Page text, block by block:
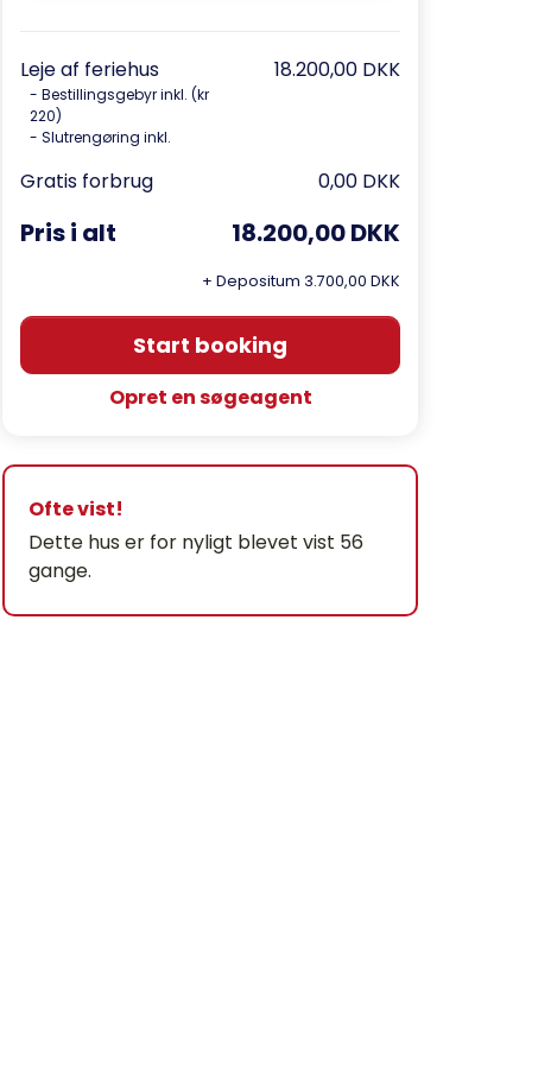
Leje af feriehus
- Bestillingsgebyr inkl. (kr
220)
- Slutrengøring inkl.
18.200,00 DKK
Gratis forbrug 0,00 DKK
Pris i alt 18.200,00 DKK
+ Depositum 3.700,00 DKK
Start booking
Opret en søgeagent
Ofte vist!
Dette hus er for nyligt blevet vist 56
gange.